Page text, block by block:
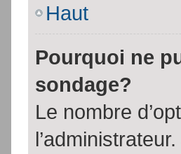
Haut
Pourquoi ne
sondage?
Le nombre